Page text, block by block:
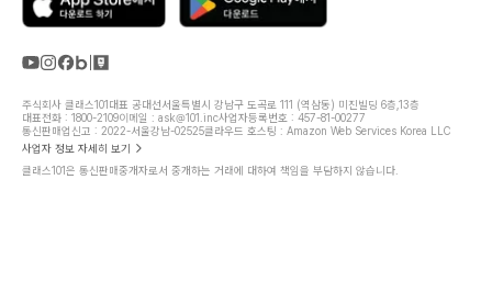
주식회사 클래스101대표 공대선서울특별시 강남구 도곡로 111 (역삼동) 미진빌딩 6층,13층
대표전화 : 1800-2109이메일 : ask@101.inc사업자등록번호 : 457-81-00277
통신판매업신고 : 2022-서울강남-02525클라우드 호스팅 : Amazon Web Services Korea LLC
사업자 정보 자세히 보기
클래스101은 통신판매중개자로서 중개하는 거래에 대하여 책임을 부담하지 않습니다.